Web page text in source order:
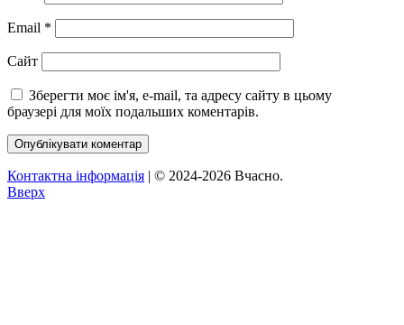
Email *
Сайт
Зберегти моє ім'я, e-mail, та адресу сайту в цьому
браузері для моїх подальших коментарів.
Контактна інформація | © 2024-2026 Вчасно.
Вверх